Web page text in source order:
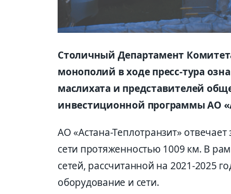
Столичный Департамент
монополий в ходе пресс-тура
маслихата и представителей
инвестиционной программы АО
АО «Астана-Теплотранзит»
сети протяженностью 1009 км. В
сетей, рассчитанной на 2021-2025
оборудование и сети.